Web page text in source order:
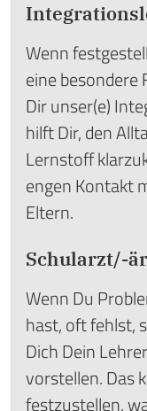
Wenn
eine
Dir unser(e)
hilft Dir, den
Lernstoff
engen Kontakt
Eltern.
Schularzt/-
Wenn Du
hast, oft fehlst,
Dich Dein
vorstellen. Das
festzustellen,